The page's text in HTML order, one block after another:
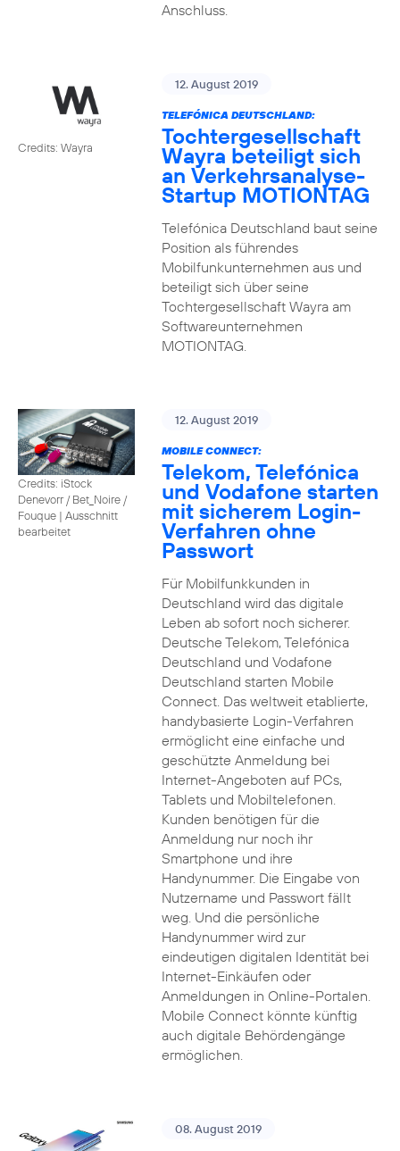
Anschluss.
Credits: Wayra
12. August 2019
TELEFÓNICA DEUTSCHLAND:
Tochtergesellschaft
Wayra beteiligt sich
an Verkehrsanalyse-
Startup MOTIONTAG
Telefónica Deutschland baut seine
Position als führendes
Mobilfunkunternehmen aus und
beteiligt sich über seine
Tochtergesellschaft Wayra am
Softwareunternehmen
MOTIONTAG.
Credits: iStock
Denevorr / Bet_Noire /
Fouque | Ausschnitt
bearbeitet
12. August 2019
MOBILE CONNECT:
Telekom, Telefónica
und Vodafone starten
mit sicherem Login-
Verfahren ohne
Passwort
Für Mobilfunkkunden in
Deutschland wird das digitale
Leben ab sofort noch sicherer.
Deutsche Telekom, Telefónica
Deutschland und Vodafone
Deutschland starten Mobile
Connect. Das weltweit etablierte,
handybasierte Login-Verfahren
ermöglicht eine einfache und
geschützte Anmeldung bei
Internet-Angeboten auf PCs,
Tablets und Mobiltelefonen.
Kunden benötigen für die
Anmeldung nur noch ihr
Smartphone und ihre
Handynummer. Die Eingabe von
Nutzername und Passwort fällt
weg. Und die persönliche
Handynummer wird zur
eindeutigen digitalen Identität bei
Internet-Einkäufen oder
Anmeldungen in Online-Portalen.
Mobile Connect könnte künftig
auch digitale Behördengänge
ermöglichen.
08. August 2019